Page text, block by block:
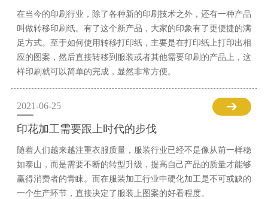
在当今的印刷行业，除了各种新的印刷技术之外，还有一种产品
叫做转移印刷纸。有了这个新产品，大家的印象有了更便捷的满
足方式。至于如何使用转移打印纸，主要是在打印纸上打印出相
应的图案，然后直接转移到服装或者其他需要印刷的产品上，这
样印刷就可以简单的完成，显然非常方便。
2021-06-25
印花加工需要跟上时代的步伐
随着人们越来越注重衣服质量，服装行业已经不是像从前一样稳
如泰山，而是需要不断的转型升级，提高自己产品的质量才能够
赢得消费者的青睐。而在服装加工行业中硬化加工是不可或缺的
一个生产环节，直接决定了服装上图案的好看程度。